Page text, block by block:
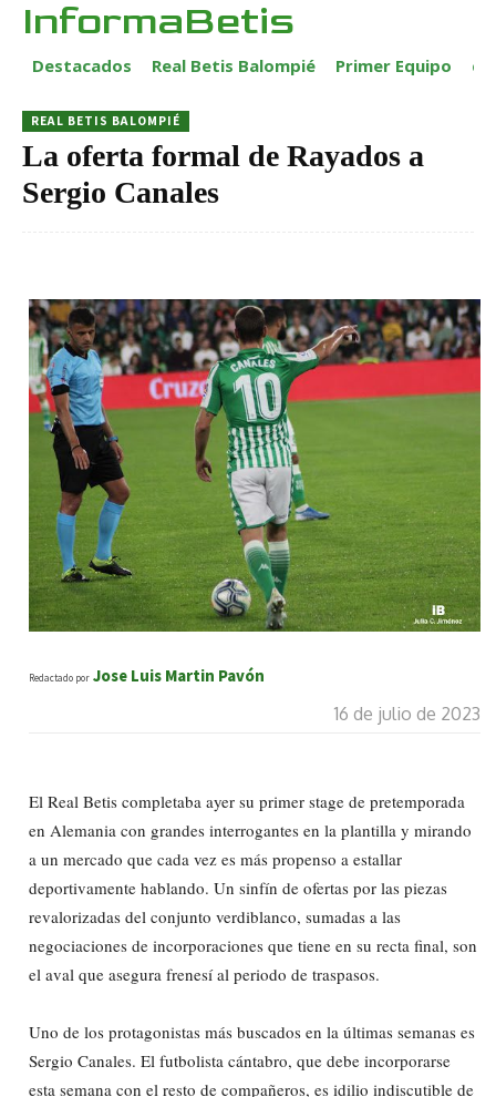
InformaBetis
Destacados Real Betis Balompié Primer Equipo
REAL BETIS BALOMPIÉ
La oferta formal de Rayados a
Sergio Canales
Redactado por Jose Luis Martin Pavón
16 de julio de 2023
El Real Betis completaba ayer su primer stage de pretemporada
en Alemania con grandes interrogantes en la plantilla y mirando
a un mercado que cada vez es más propenso a estallar
deportivamente hablando. Un sinfín de ofertas por las piezas
revalorizadas del conjunto verdiblanco, sumadas a las
negociaciones de incorporaciones que tiene en su recta final, son
el aval que asegura frenesí al periodo de traspasos.
Uno de los protagonistas más buscados en la últimas semanas es
Sergio Canales. El futbolista cántabro, que debe incorporarse
esta semana con el resto de compañeros, es idilio indiscutible de